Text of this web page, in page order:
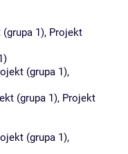
(grupa 1), Projekt
(grupa 1),
(grupa 1), Projekt
(grupa 1),